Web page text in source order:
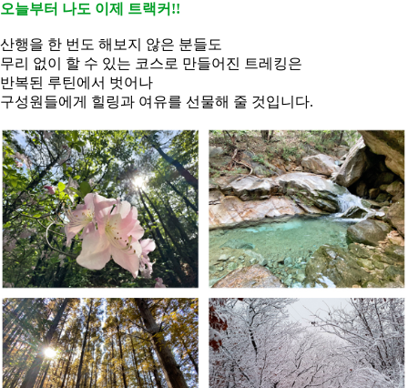
오늘부터 나도 이제 트랙커!!
산행을 한 번도 해보지 않은 분들도
무리 없이 할 수 있는 코스로 만들어진 트레킹은
반복된 루틴에서 벗어나
구성원들에게 힐링과 여유를 선물해 줄 것입니다.